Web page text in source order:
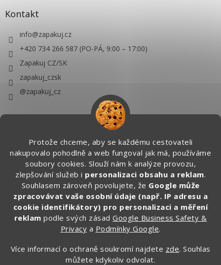
Protože chceme, aby se každému cestovateli
nakupovalo pohodlně a web fungoval jak má, používáme
soubory cookies. Slouží nám k analýze provozu,
zlepšování služeb i personalizaci obsahu a reklam.
Souhlasem zároveň povolujete, že Google může
zpracovávat vaše osobní údaje (např. IP adresu a
cookie identifikátory) pro personalizaci a měření
reklam podle svých zásadGoogle Business Safety &
Privacy a Podmínky Google.
Více informací o ochraně soukromí najdete zde. Souhlas
můžete kdykoliv odvolat.
Kontakt
info@zapakuj.cz
+420 734 266 587 (PO-PÁ, 9:00 – 17:00)
Zapakuj CZ/SK
zapakuj_czsk
@zapakuj_cz